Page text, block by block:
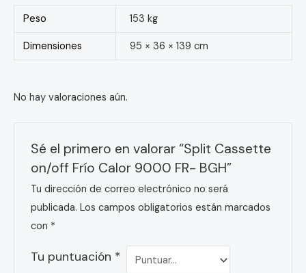
Peso 153 kg
Dimensiones 95 × 36 × 139 cm
No hay valoraciones aún.
Sé el primero en valorar “Split Cassette
on/off Frío Calor 9000 FR- BGH”
Tu dirección de correo electrónico no será
publicada. Los campos obligatorios están marcados
con *
Tu puntuación *